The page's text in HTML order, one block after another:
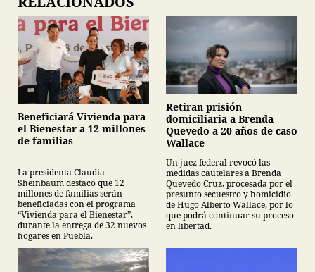
Beneficiará Vivienda para
el Bienestar a 12 millones
de familias
La presidenta Claudia
Sheinbaum destacó que 12
millones de familias serán
beneficiadas con el programa
“Vivienda para el Bienestar”,
durante la entrega de 32 nuevos
hogares en Puebla.
Retiran prisión
domiciliaria a Brenda
Quevedo a 20 años de caso
Wallace
Un juez federal revocó las
medidas cautelares a Brenda
Quevedo Cruz, procesada por el
presunto secuestro y homicidio
de Hugo Alberto Wallace, por lo
que podrá continuar su proceso
en libertad.